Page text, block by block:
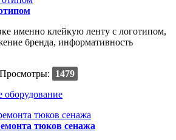
именно клейкую ленту с логотипом,
бренда, информативность
Просмотры:
1479
оборудование
тюков сенажа